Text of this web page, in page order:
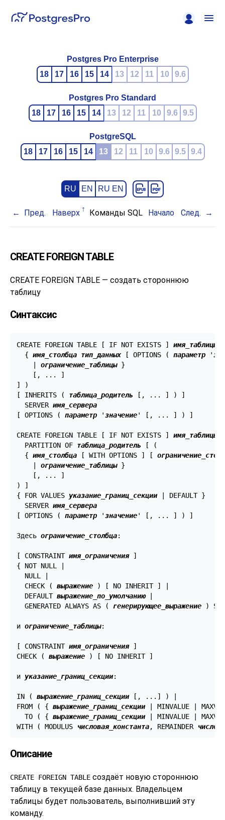
Postgres Pro Enterprise
18
17 16 15 14 13 12 11 10 9.6
Postgres Pro Standard
18
17 16 15 14 13 12 11 10 9.6 9.5
PostgreSQL
18
17 16 15 14 13 12 11 10 9.6 9.5 9.4
RU EN RU EN
Пред. Наверх Команды SQL Начало След.
CREATE FOREIGN TABLE
CREATE FOREIGN TABLE — создать стороннюю
таблицу
Синтаксис
CREATE FOREIGN TABLE [ IF NOT EXISTS ] имя_таблицы
  {
имя_столбца тип_данных [ OPTIONS ( параметр '
    |
ограничение_таблицы }
    [, ... ]
] )
[ INHERITS ( таблица_родитель [, ... ] ) ]
  SERVER
имя_сервера
[ OPTIONS ( параметр 'значение' [, ... ] ) ]
CREATE FOREIGN TABLE [ IF NOT EXISTS ] имя_таблицы
  PARTITION OF
таблица_родитель [ (
  {
имя_столбца [ WITH OPTIONS ] [
    |
ограничение_таблицы }
    [, ... ]
) ]
{ FOR VALUES указание_границ_секции | DEFAULT }
  SERVER
имя_сервера
[ OPTIONS ( параметр 'значение' [, ... ] ) ]
Здесь ограничение_столбца:
[ CONSTRAINT имя_ограничения ]
{ NOT NULL |
  NULL |
  CHECK (
выражение ) [ NO INHERIT ] |
  DEFAULT
выражение_по_умолчанию |
  GENERATED ALWAYS AS (
генерирующее_выражение )
и ограничение_таблицы:
[ CONSTRAINT имя_ограничения ]
CHECK ( выражение ) [ NO INHERIT ]
и указание_границ_секции:
IN ( выражение_границ_секции [, ...] ) |
FROM ( { выражение_границ_секции | MINVALUE |
  TO ( {
выражение_границ_секции | MINVALUE |
WITH ( MODULUS
числовая_константа, REMAINDER
Описание
CREATE FOREIGN TABLE создаёт новую стороннюю
таблицу в текущей базе данных. Владельцем
таблицы будет пользователь, выполнивший эту
команду.